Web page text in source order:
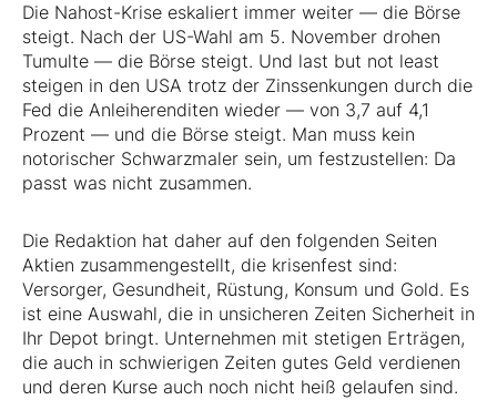
Die Nahost-Krise eskaliert immer weiter — die Börse
steigt. Nach der US-Wahl am 5. November drohen
Tumulte — die Börse steigt. Und last but not least
steigen in den USA trotz der Zinssenkungen durch die
Fed die Anleiherenditen wieder — von 3,7 auf 4,1
Prozent — und die Börse steigt. Man muss kein
notorischer Schwarzmaler sein, um festzustellen: Da
passt was nicht zusammen.
Die Redaktion hat daher auf den folgenden Seiten
Aktien zusammengestellt, die krisenfest sind:
Versorger, Gesundheit, Rüstung, Konsum und Gold. Es
ist eine Auswahl, die in unsicheren Zeiten Sicherheit in
Ihr Depot bringt. Unternehmen mit stetigen Erträgen,
die auch in schwierigen Zeiten gutes Geld verdienen
und deren Kurse auch noch nicht heiß gelaufen sind.